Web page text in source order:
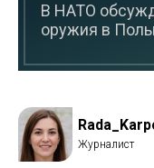
В НАТО
оружия в